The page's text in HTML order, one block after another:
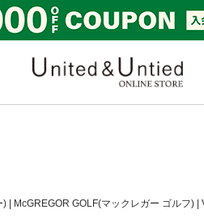
) McGREGOR GOLF(マックレガー ゴルフ)